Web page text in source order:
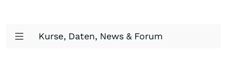
Kurse, Daten, News & Forum